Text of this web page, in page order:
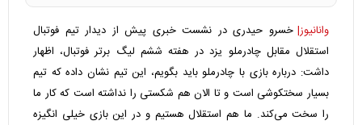
وانانیوز| خسرو حیدری در نشست خبری پیش از دیدار تیم فوتبال
استقلال مقابل چادرملو یزد در هفته ششم لیگ برتر فوتبال، اظهار
داشت: درباره بازی با چادرملو باید بگویم، این تیم نشان داده که تیم
بسیار سختکوشی است و تا الان هم شکستی را نداشته است که کار ما
را سخت می‌کند. ما هم استقلال هستیم و در این بازی خیلی انگیزه